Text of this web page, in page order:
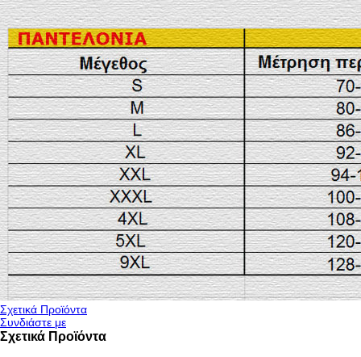
Σχετικά Προϊόντα
Συνδιάστε με
Σχετικά Προϊόντα